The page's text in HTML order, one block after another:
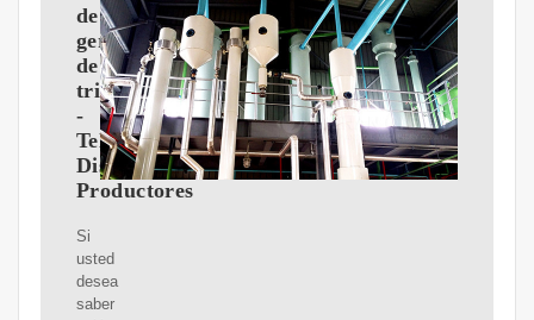
de
germen
de
trigo
-
Teléfonos,
Distribuidores,
Productores
Si
usted
desea
saber